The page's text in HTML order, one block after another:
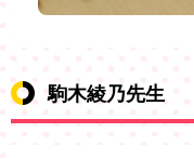
駒木綾乃先生